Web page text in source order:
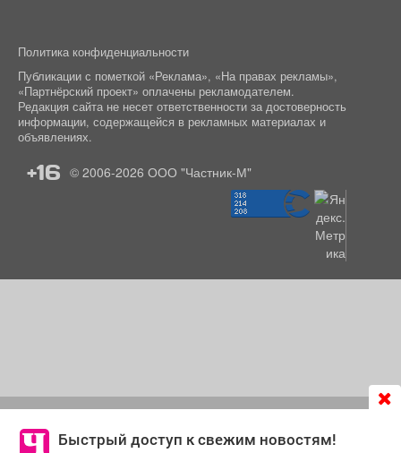
Быстрый доступ к свежим новостям!
согласие на обработку файлов cookie, которые
Политика конфиденциальности
Публикации с пометкой «Реклама», «На правах рекламы»,
«Партнёрский проект» оплачены рекламодателем.
Редакция сайта не несет ответственности за достоверность
информации, содержащейся в рекламных материалах и
объявлениях.
+16 © 2006-2026 ООО "Частник-М"